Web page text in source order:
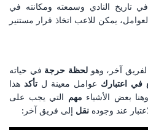
تاريخ النادي وسمعته ومكانته في
يمكن للاعب اتخاذ قرار مستنير
لفريق آخر، وهو لحظة حرجة في حياته
في اعتبارك عوامل معينة ل تأكد هذا
بعض الأشياء مهم التي يجب على
عند وجوده نقل إلى فريق آخر: